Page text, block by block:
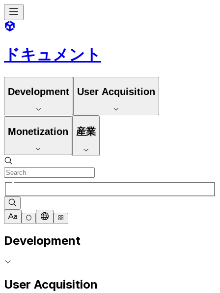
ドキュメント
Development User Acquisition
Monetization 産業
Development
User Acquisition